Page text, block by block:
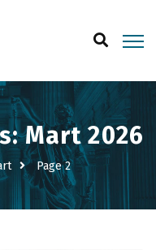
Mart 2026
Page 2